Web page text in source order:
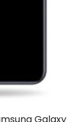
Galaxy